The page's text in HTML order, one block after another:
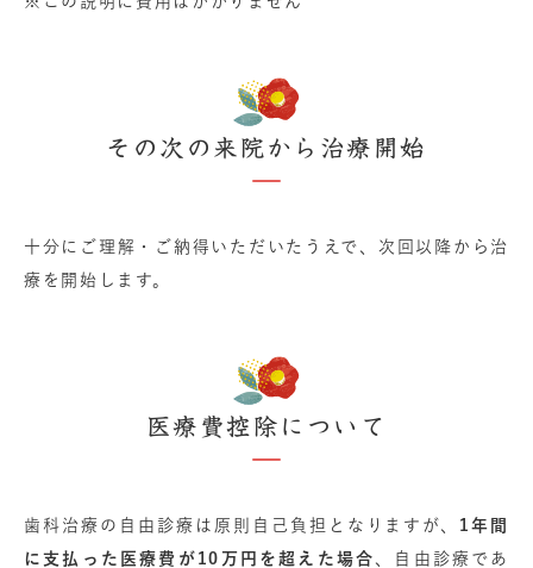
その次の来院から治療開始
十分にご理解・ご納得いただいたうえで、次回以降から治
療を開始します。
医療費控除について
歯科治療の自由診療は原則自己負担となりますが、 1年間
に支払った医療費が10万円を超えた場合 、自由診療であ